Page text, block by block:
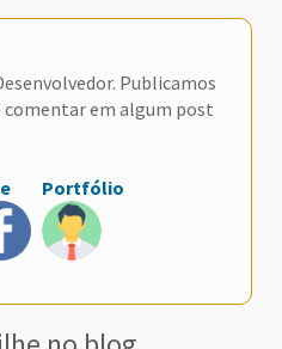
Publicamos
comentar em algum post
Portfólio